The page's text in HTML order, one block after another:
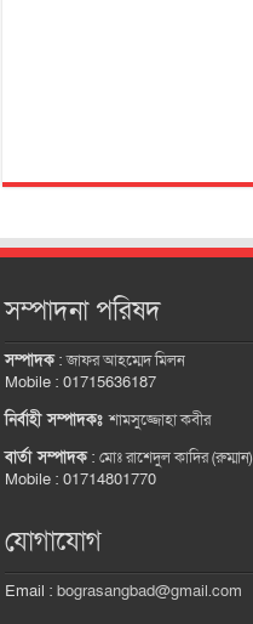
সম্পাদনা পরিষদ
সম্পাদক:জাফর আহম্মেদ মিলন
Mobile : 01715636187
নির্বাহী সম্পাদকঃশামসুজ্জোহা কবীর
বার্তা সম্পাদক:মোঃ রাশেদুল কাদির (রুম্মান)
Mobile : 01714801770
যোগাযোগ
Email :bograsangbad@gmail.com